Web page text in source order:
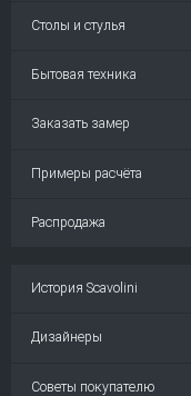
Столы и стулья
Бытовая техника
Заказать замер
Примеры расчёта
Распродажа
История Scavolini
Дизайнеры
Советы покупателю